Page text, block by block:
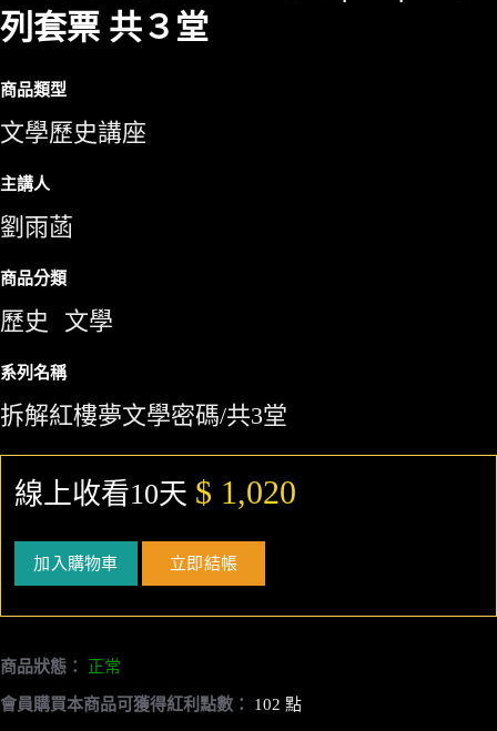
列套票 共３堂
商品類型
文學歷史講座
主講人
劉雨菡
商品分類
歷史 文學
系列名稱
拆解紅樓夢文學密碼/共3堂
線上收看10天 $ 1,020
加入購物車 立即結帳
商品狀態： 正常
會員購買本商品可獲得紅利點數： 102 點